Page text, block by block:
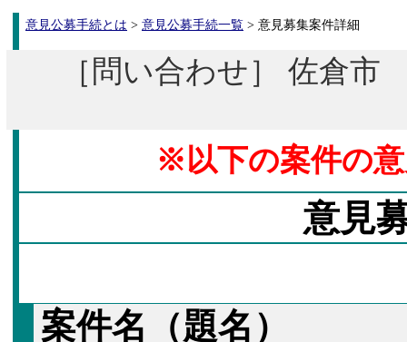
意見公募手続とは > 意見公募手続一覧 > 意見募集案件詳細
［問い合わせ］ 佐倉
※以下の案件の
意見
案件名（題名）